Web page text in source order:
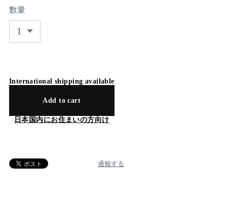
数量
International shipping available
Add to cart
日本国内にお住まいの方向け
通報する